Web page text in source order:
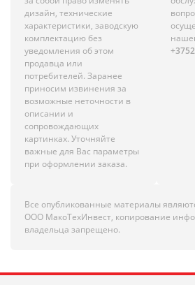
дизайн, технические
характеристики, заводскую
комплектацию без
уведомления об этом
продавца или
потребителей. Заранее
приносим извинения за
возможные неточности в
описании и
сопровождающих
картинках. Уточняйте
важные для Вас параметры
при оформлении заказа.
Все опубликованные материалы
ООО МакоТехИнвест, копирование
владельца запрещено.